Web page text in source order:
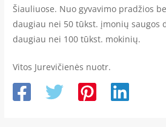
Šiauliuose. Nuo gyvavimo pradžios
daugiau nei 50 tūkst. įmonių saugos
daugiau nei 100 tūkst. mokinių.
Vitos Jurevičienės nuotr.